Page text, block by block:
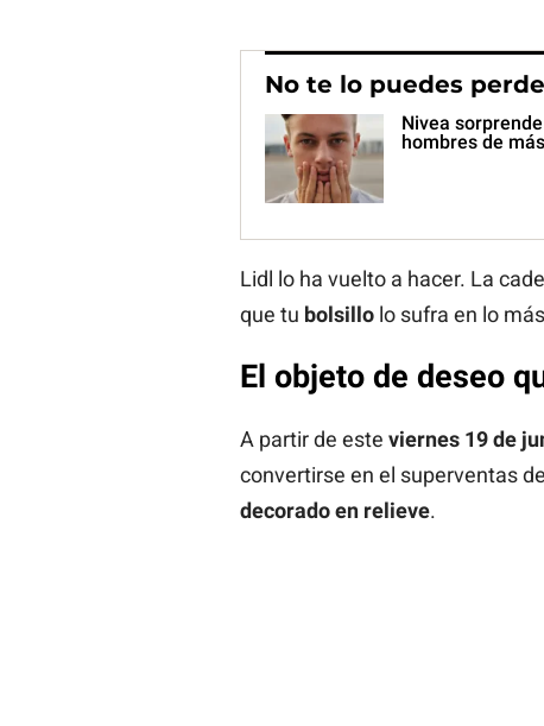
No te lo puedes
Nivea
hombres de
Lidl lo ha vuelto a hacer. La
que tu bolsillolo sufra en lo
El objeto de deseo
A partir de este viernes 19 de
convertirse en el superventas
decorado en relieve.